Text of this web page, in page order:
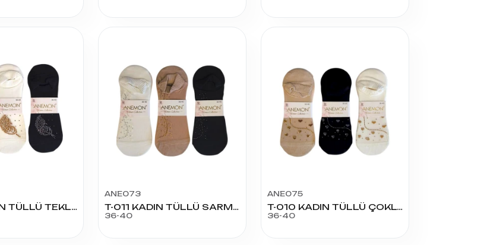
T-005 KADIN TÜLLÜ TEKLİ YAPRAK MODEL
ANE073
T-011 KADIN TÜLLÜ SARMAŞIK MODEL
36-40
ANE075
T-010 KADIN TÜLLÜ ÇOKLU KALP MODEL
36-40